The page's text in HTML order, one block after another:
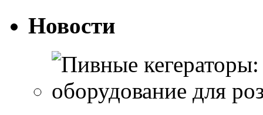
Новости